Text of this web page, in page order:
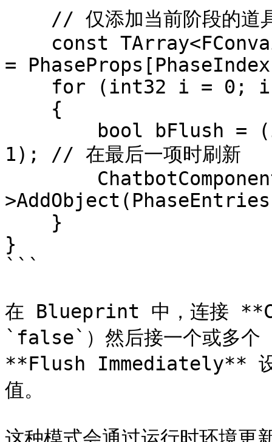
=
1); // 在最后一项时刷新
}
```
在 Blueprint 中，连接
`false`）然后接一个或多
**Flush Immediately**
值。